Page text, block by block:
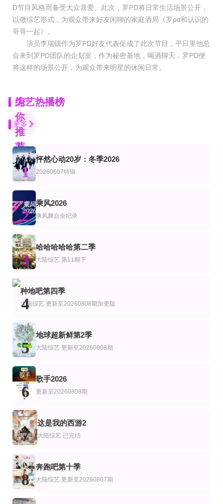
D节目风格而备受大众喜爱。此次，罗PD将日常生活场景公开，
以微综艺形式，为观众带来好友闲聊的家庭酒局《罗pd和认识的
哥哥一起》。
演员李瑞镇作为罗PD好友代表促成了此次节目，平日里他总
会来到罗PD团队的企划室，作为秘密基地，喝酒聊天，罗PD便
将这样的场景公开，为观众带来明星的休闲日常。
为
你
推
荐
纯享版之黄子弘
天赐的声音第7季
第7集
LV999的村民
第6期完结
兽医侦探第一季
第10期加更下
半熟恋人第五季
更新至20260808期
地球超新鲜第2季
郭京飞,李乃文,孙红雷,王玉雯,陈星旭,刘宇宁,林一,龚俊
更新至第20260722期
21天重养自己
李静,罗海琼,范湉湉,于娜,蒋丽莎
更新至20260615期
马栏花花便利店第三季
加更版第7期
快乐老家
孙浩 李静 戴军 李维嘉 沈凌 吴昕 武艺 高旭
第20260806期萌娃当家：321木头人游戏大战
爸爸当家第五季
更新第14集
罗德岛娇妻
更新至20260808
天籁与少年
更新至第7集
爆谷一周4
谷德昭,陈小东,谢君豪,葛民辉,江熚生,谷垣健治,许学文,伍允龙,罗耀辉,杨乐文,
保持清醒
吉达蓬·坡提维赫,吉拉查彭·斯里桑,帕查差·司隶亚楠让,塔湾·维弘可塔纳,提迪蓬
山海续梦
未知
爱情岛(美国版)第8季
Ariana·Madix,Ciara·Miller,Tefi·Pessoa
综艺热播榜
更多
1
怦然心动20岁：冬季2026
20260607特辑
2
乘风2026
乘风舞台全纪录
3
哈哈哈哈哈第二季
大陆综艺 第11期下
4
种地吧第四季
大陆综艺 更新至20260808期加更版
5
地球超新鲜第2季
大陆综艺 更新至20260808期
6
歌手2026
更新至20260808期
7
这是我的西游2
大陆综艺 已完结
8
奔跑吧第十季
大陆综艺 更新至20260807期